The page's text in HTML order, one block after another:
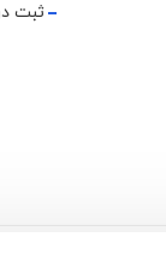
ثبت